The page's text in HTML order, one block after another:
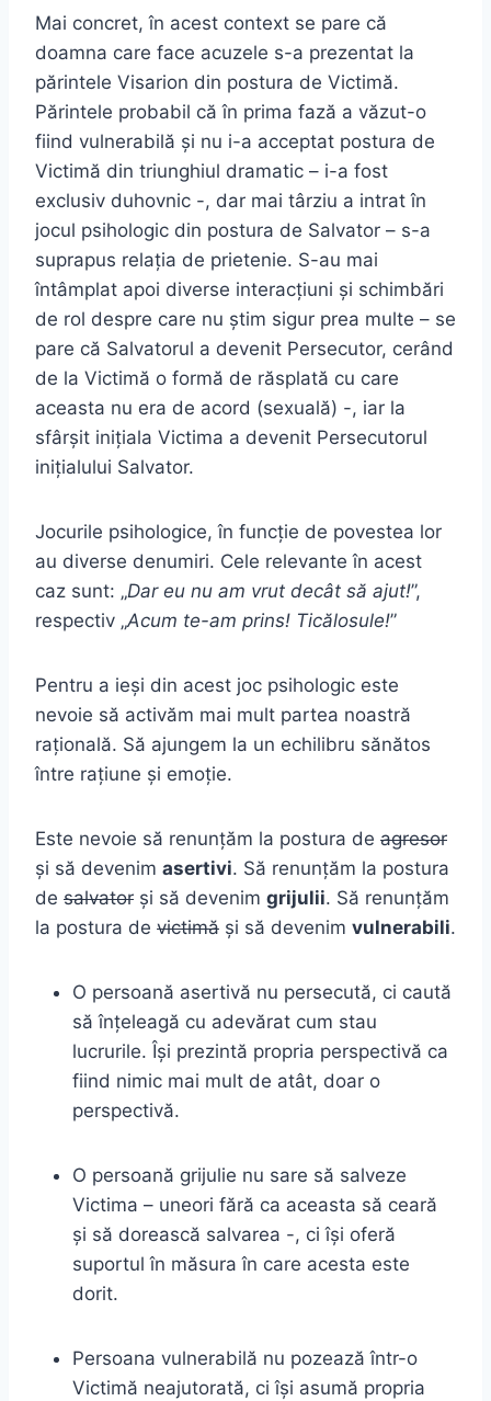
Mai concret, în acest context se pare că
doamna care face acuzele s-a prezentat la
părintele Visarion din postura de Victimă.
Părintele probabil că în prima fază a văzut-o
fiind vulnerabilă și nu i-a acceptat postura de
Victimă din triunghiul dramatic – i-a fost
exclusiv duhovnic -, dar mai târziu a intrat în
jocul psihologic din postura de Salvator – s-a
suprapus relația de prietenie. S-au mai
întâmplat apoi diverse interacțiuni și schimbări
de rol despre care nu știm sigur prea multe – se
pare că Salvatorul a devenit Persecutor, cerând
de la Victimă o formă de răsplată cu care
aceasta nu era de acord (sexuală) -, iar la
sfârșit inițiala Victima a devenit Persecutorul
inițialului Salvator.
Jocurile psihologice, în funcție de povestea lor
au diverse denumiri. Cele relevante în acest
caz sunt: „Dar eu nu am vrut decât să ajut!”,
respectiv „Acum te-am prins! Ticălosule!”
Pentru a ieși din acest joc psihologic este
nevoie să activăm mai mult partea noastră
rațională. Să ajungem la un echilibru sănătos
între rațiune și emoție.
Este nevoie să renunțăm la postura de agresor
și să devenim asertivi. Să renunțăm la postura
de salvator și să devenim grijulii. Să renunțăm
la postura de victimă și să devenim vulnerabili.
O persoană asertivă nu persecută, ci caută
să înțeleagă cu adevărat cum stau
lucrurile. Își prezintă propria perspectivă ca
fiind nimic mai mult de atât, doar o
perspectivă.
O persoană grijulie nu sare să salveze
Victima – uneori fără ca aceasta să ceară
și să dorească salvarea -, ci își oferă
suportul în măsura în care acesta este
dorit.
Persoana vulnerabilă nu pozează într-o
Victimă neajutorată, ci își asumă propria